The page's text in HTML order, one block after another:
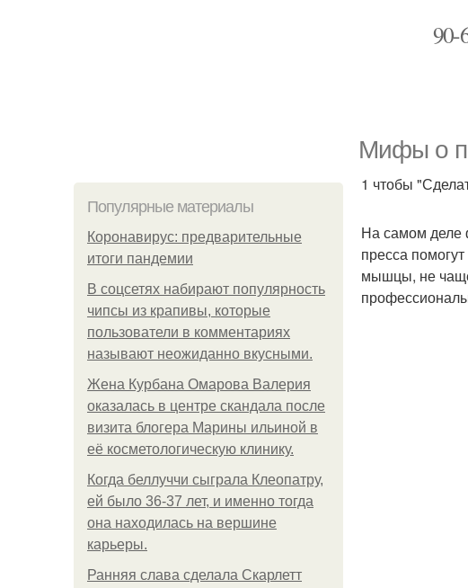
Мифы о
Популярные материалы
Коронавирус: предварительные
итоги пандемии
В соцсетях набирают популярность
чипсы из крапивы, которые
пользователи в комментариях
называют неожиданно вкусными.
Жена Курбана Омарова Валерия
оказалась в центре скандала после
визита блогера Марины ильиной в
её косметологическую клинику.
Когда беллуччи сыграла Клеопатру,
ей было 36-37 лет, и именно тогда
она находилась на вершине
карьеры.
Ранняя слава сделала Скарлетт
1 чтобы
На самом деле
пресса
мышцы, не